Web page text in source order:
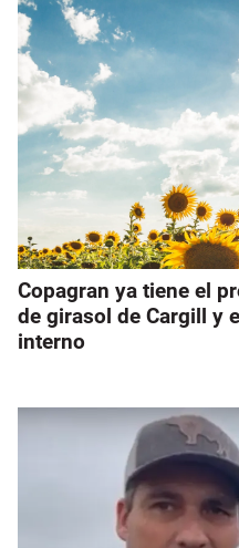
Copagran ya tiene el
de girasol de Cargill y
interno